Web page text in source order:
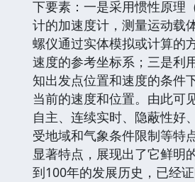
下要素：一是采用惯性原理
计的加速度计，测量运动载
螺仪通过实体模拟或计算的
速度的参考坐标系；三是利
知出发点位置和速度的条件
当前的速度和位置。由此可
自主、连续实时、隐蔽性好
受地域和气象条件限制等特
显著特点，展现出了它鲜明
到100年的发展历史，已经